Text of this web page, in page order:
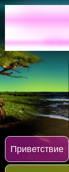
Приветствие